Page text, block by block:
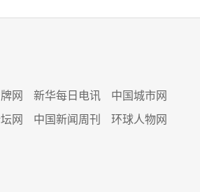
网 新华每日电讯
中国城市网
网 中国新闻周刊 环球人物网